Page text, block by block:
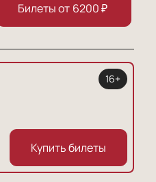
Билеты от 6200₽
16+
Купить билеты